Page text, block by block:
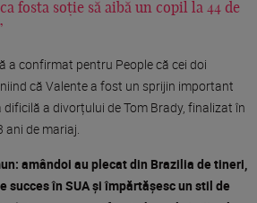
fosta soție să aibă un copil la 44 de
a confirmat pentru People că cei doi
că Valente a fost un sprijin important
dificilă a divorțului de Tom Brady, finalizat în
ani de mariaj.
amândoi au plecat din Brazilia de tineri,
succes în SUA și împărtășesc un stil de